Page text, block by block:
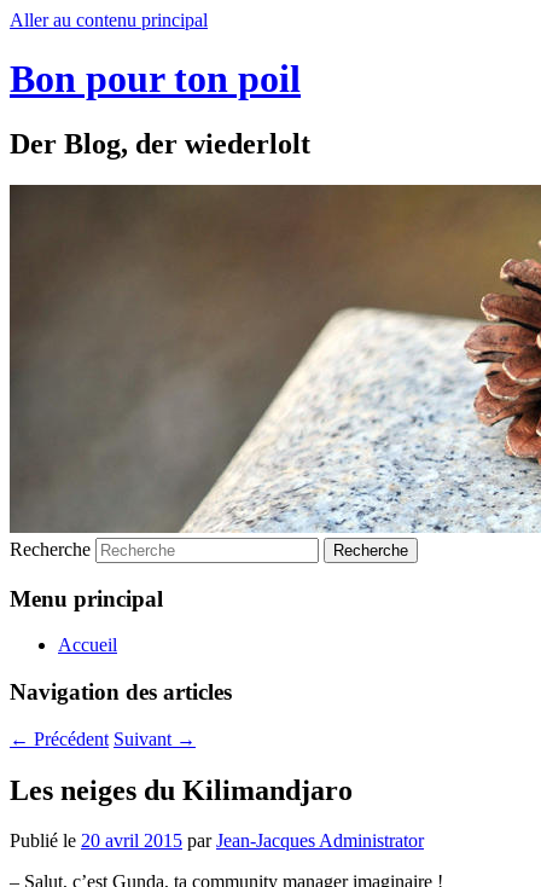
Aller au contenu principal
Bon pour ton poil
Der Blog, der wiederlolt
Recherche
Menu principal
Accueil
Navigation des articles
← Précédent Suivant →
Les neiges du Kilimandjaro
Publié le 20 avril 2015 parJean-Jacques Administrator
– Salut, c’est Gunda, ta community manager imaginaire !